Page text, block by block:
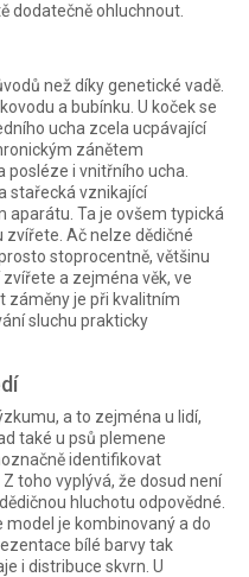
dodatečně ohluchnout.
než díky genetické vadě.
a bubínku. U koček se
ucha zcela ucpávající
zánětem
i vnitřního ucha.
stařecká vznikající
Ta je ovšem typická
Ač nelze dědičné
stoprocentně, většinu
a zejména věk, ve
záměny je při kvalitním
sluchu prakticky
a to zejména u lidí,
také u psů plemene
identifikovat
toho vyplývá, že dosud není
hluchotu odpovědné.
model je kombinovaný a do
bílé barvy tak
i distribuce skvrn. U